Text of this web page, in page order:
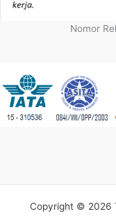
Nomor
Copyright © 2026